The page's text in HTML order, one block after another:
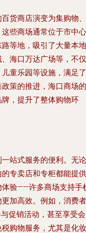
货商店演变为集购物、
些商场通常位于市中心
等地，吸引了大量本地
海口万达广场等，不仅
童乐园等设施，满足了
策的推进，海口商场的
，提升了整体购物环
站式服务的便利。无论
专卖店和专柜都能提供
体验——许多商场支持手
加高效。例如，消费者
促销活动，甚至享受
购物服务，尤其是化妆